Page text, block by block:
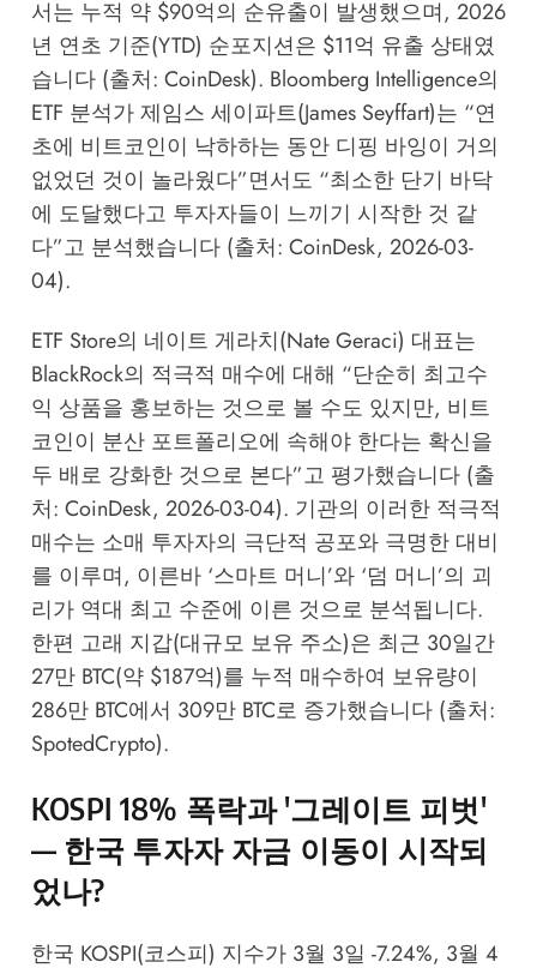
서는 누적 약 $90억의 순유출이 발생했으며, 2026
년 연초 기준(YTD) 순포지션은 $11억 유출 상태였
습니다 (출처: CoinDesk). Bloomberg Intelligence의
ETF 분석가 제임스 세이파트(James Seyffart)는 “연
초에 비트코인이 낙하하는 동안 디핑 바잉이 거의
없었던 것이 놀라웠다”면서도 “최소한 단기 바닥
에 도달했다고 투자자들이 느끼기 시작한 것 같
다”고 분석했습니다 (출처: CoinDesk, 2026-03-
04).
ETF Store의 네이트 게라치(Nate Geraci) 대표는
BlackRock의 적극적 매수에 대해 “단순히 최고수
익 상품을 홍보하는 것으로 볼 수도 있지만, 비트
코인이 분산 포트폴리오에 속해야 한다는 확신을
두 배로 강화한 것으로 본다”고 평가했습니다 (출
처: CoinDesk, 2026-03-04). 기관의 이러한 적극적
매수는 소매 투자자의 극단적 공포와 극명한 대비
를 이루며, 이른바 ‘스마트 머니’와 ‘덤 머니’의 괴
리가 역대 최고 수준에 이른 것으로 분석됩니다.
한편 고래 지갑(대규모 보유 주소)은 최근 30일간
27만 BTC(약 $187억)를 누적 매수하여 보유량이
286만 BTC에서 309만 BTC로 증가했습니다 (출처:
SpotedCrypto).
KOSPI 18% 폭락과 '그레이트 피벗'
— 한국 투자자 자금 이동이 시작되
었나?
한국 KOSPI(코스피) 지수가 3월 3일 -7.24%, 3월 4